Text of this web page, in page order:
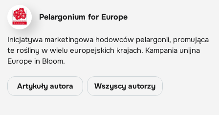
Pelargonium for Europe
Inicjatywa marketingowa hodowców pelargonii, promująca
te rośliny w wielu europejskich krajach. Kampania unijna
Europe in Bloom.
Artykuły autora Wszyscy autorzy